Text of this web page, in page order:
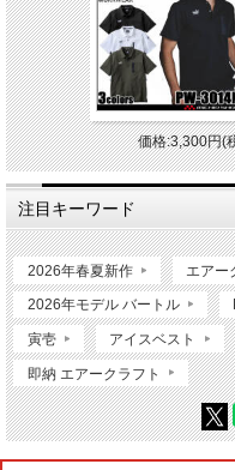
価格:3,300円(
注目キーワード
2026年春夏新作 エアー
2026年モデル バートル
寅壱 アイスベスト
即納 エアークラフト